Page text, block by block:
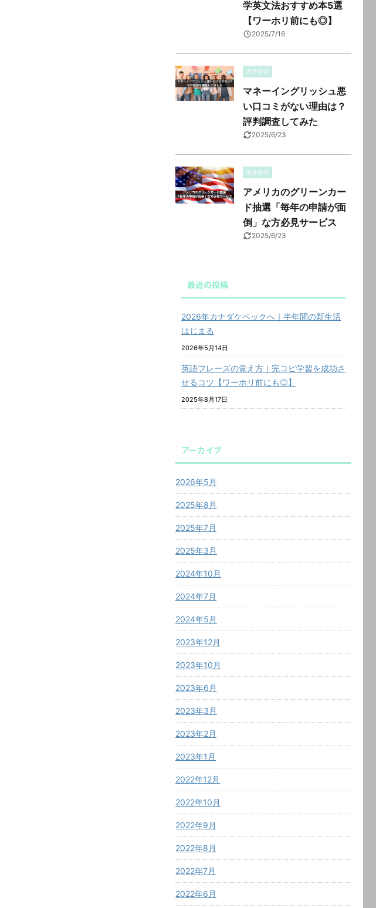
学英文法おすすめ本5選
【ワーホリ前にも◎】
2025/7/16
語学学習
マネーイングリッシュ悪
い口コミがない理由は？
評判調査してみた
2025/6/23
海外留学
アメリカのグリーンカー
ド抽選「毎年の申請が面
倒」な方必見サービス
2025/6/23
最近の投稿
2026年カナダケベックへ｜半年間の新生活
はじまる
2026年5月14日
英語フレーズの覚え方｜完コピ学習を成功さ
せるコツ【ワーホリ前にも◎】
2025年8月17日
アーカイブ
2026年5月
2025年8月
2025年7月
2025年3月
2024年10月
2024年7月
2024年5月
2023年12月
2023年10月
2023年6月
2023年3月
2023年2月
2023年1月
2022年12月
2022年10月
2022年9月
2022年8月
2022年7月
2022年6月